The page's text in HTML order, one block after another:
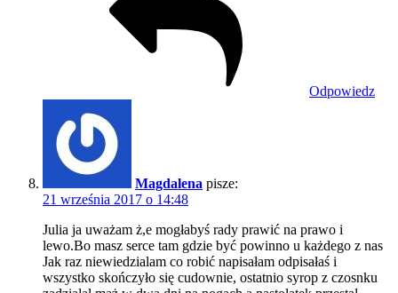
Odpowiedz
Magdalena pisze:
21 września 2017 o 14:48
Julia ja uważam ż,e mogłabyś rady prawić na prawo i
lewo.Bo masz serce tam gdzie być powinno u każdego z nas
Jak raz niewiedzialam co robić napisałam odpisałaś i
wszystko skończyło się cudownie, ostatnio syrop z czosnku